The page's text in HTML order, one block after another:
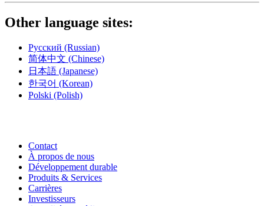
Other language sites:
Русский (Russian)
简体中文 (Chinese)
日本語 (Japanese)
한국어 (Korean)
Polski (Polish)
Contact
À propos de nous
Développement durable
Produits & Services
Carrières
Investisseurs